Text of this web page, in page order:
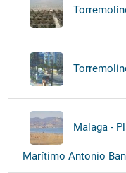
Malaga -
Marítimo Antonio